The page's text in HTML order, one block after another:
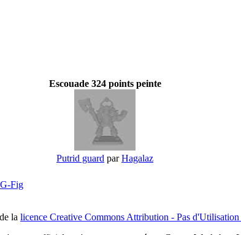
Escouade 324 points peinte
Putrid guard parHagalaz
G-Fig
la licence Creative Commons Attribution - Pas